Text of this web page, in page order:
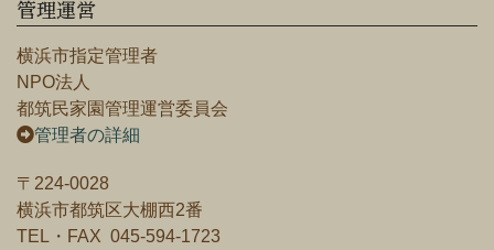
管理運営
横浜市指定管理者
NPO法人
都筑民家園管理運営委員会
管理者の詳細
〒224-0028
横浜市都筑区大棚西2番
TEL・FAX 045-594-1723